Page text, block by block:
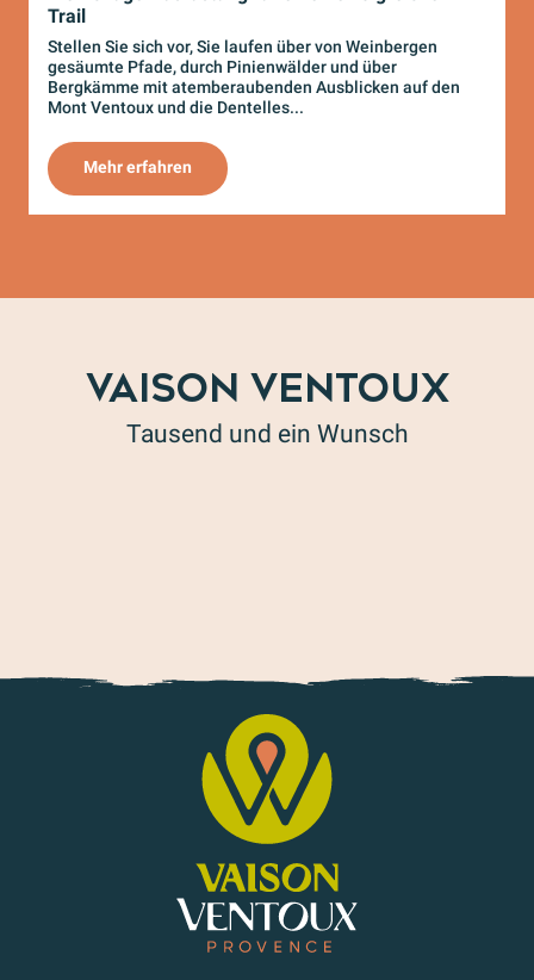
Trail
Stellen Sie sich vor, Sie laufen über von Weinbergen
gesäumte Pfade, durch Pinienwälder und über
Bergkämme mit atemberaubenden Ausblicken auf den
Mont Ventoux und die Dentelles...
Mehr erfahren
VAISON VENTOUX
Tausend und ein Wunsch